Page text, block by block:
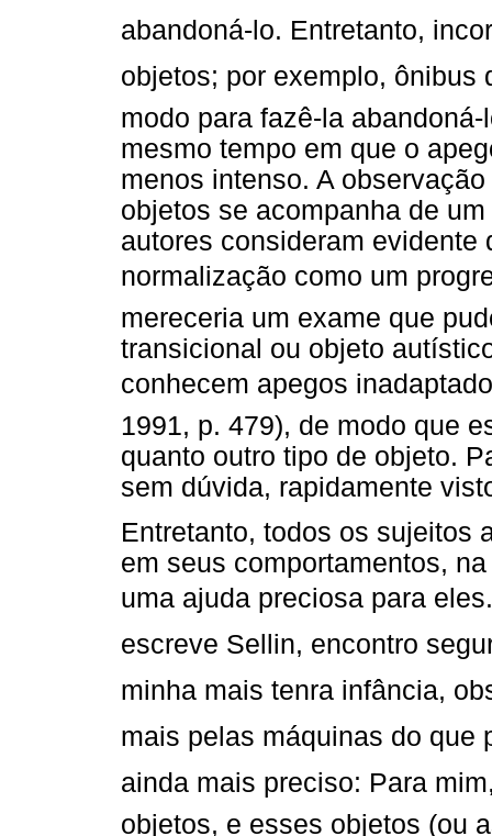
abandoná-lo. Entretanto,
objetos; por exemplo, ônibus
modo para fazê-la
mesmo tempo em que o
menos intenso. A
objetos se acompanha de
autores consideram evidente
normalização como um
mereceria um exame que
transicional ou objeto
conhecem apegos
1991, p. 479), de modo que
quanto outro tipo de objeto.
sem dúvida, rapidamente
Entretanto, todos os sujeitos
em seus comportamentos,
uma ajuda preciosa para
escreve Sellin, encontro
minha mais tenra infância,
mais pelas máquinas do que
ainda mais preciso: Para
objetos, e esses objetos (ou